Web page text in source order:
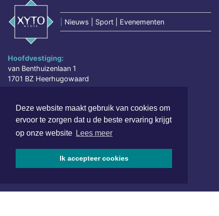
Deze website maakt gebruik van cookies om
ervoor te zorgen dat u de beste ervaring krijgt
op onze website Lees meer
Ik accepteer cookies
Nieuws | Sport | Evenementen
Hoofdvestiging:
van Benthuizenlaan 1
1701 BZ Heerhugowaard
redactie@xyto.nl
www.xyto.nl